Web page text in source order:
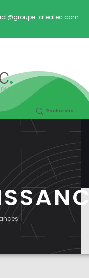
aleatec.com
Recherche